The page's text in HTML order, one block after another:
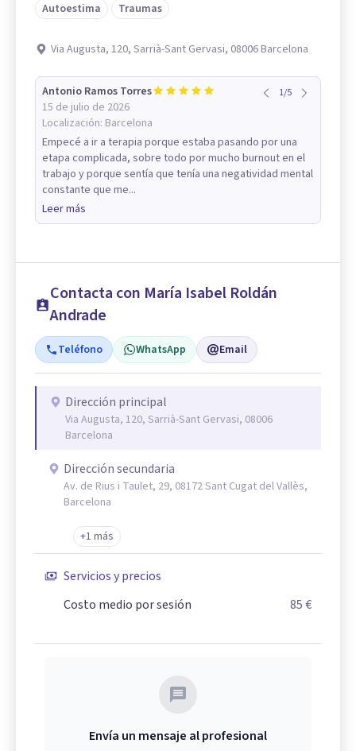
Autoestima
Traumas
Via Augusta, 120, Sarrià-Sant Gervasi, 08006 Barcelona
Antonio Ramos Torres
15 de julio de 2026
Localización: Barcelona
1/5
Empecé a ir a terapia porque estaba pasando por una
etapa complicada, sobre todo por mucho burnout en el
trabajo y porque sentía que tenía una negatividad mental
constante que me...
Leer más
Contacta con María Isabel Roldán
Andrade
Teléfono WhatsApp Email
Dirección principal
Via Augusta, 120, Sarrià-Sant Gervasi, 08006
Barcelona
Dirección secundaria
Av. de Rius i Taulet, 29, 08172 Sant Cugat del Vallès,
Barcelona
+1 más
Servicios y precios
Costo medio por sesión
85 €
Envía un mensaje al profesional